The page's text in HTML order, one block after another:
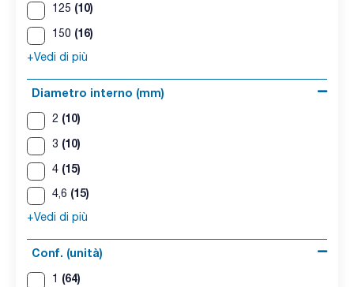
125 (10)
150 (16)
+Vedi di più
Diametro interno (mm)
2 (10)
3 (10)
4 (15)
4,6 (15)
+Vedi di più
Conf. (unità)
1 (64)